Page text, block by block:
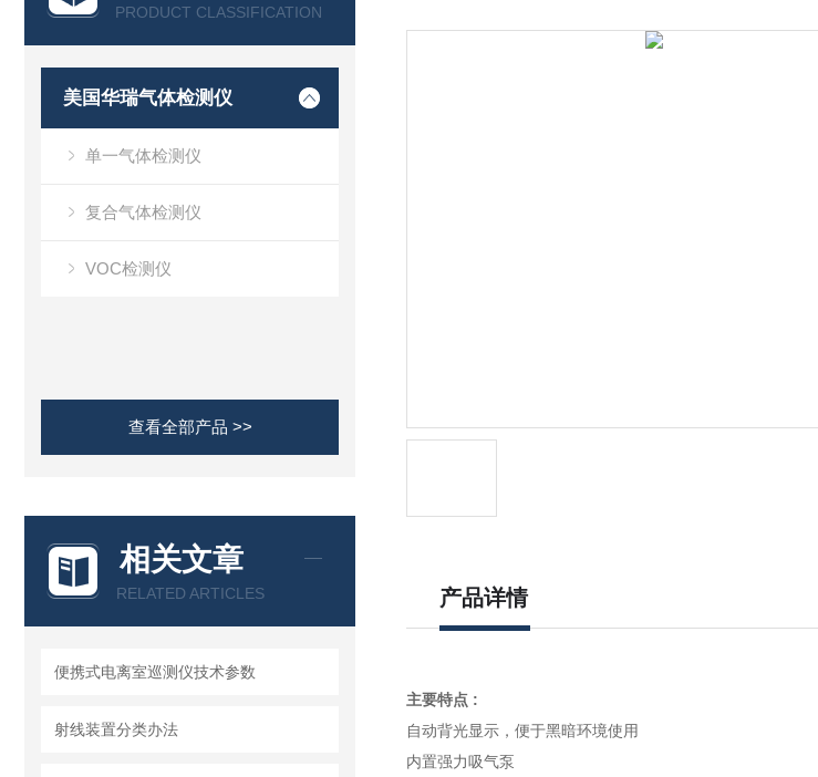
PRODUCT CLASSIFICATION
美国华瑞气体检测仪
单一气体检测仪
复合气体检测仪
VOC检测仪
查看全部产品 >>
相关文章
RELATED ARTICLES
便携式电离室巡测仪技术参数
射线装置分类办法
产品详情
主要特点 :
自动背光显示，便于黑暗环境使用
内置强力吸气泵